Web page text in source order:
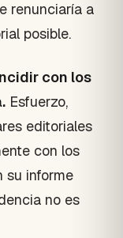
renunciaría a
posible.
con los
Esfuerzo,
editoriales
con los
su informe
no es